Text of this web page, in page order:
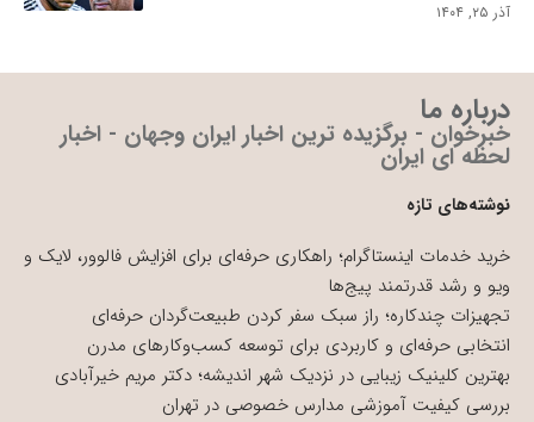
آذر ۲۵, ۱۴۰۴
درباره ما
خبرخوان - برگزیده ترین اخبار ایران وجهان - اخبار
لحظه ای ایران
نوشته‌های تازه
خرید خدمات اینستاگرام؛ راهکاری حرفه‌ای برای افزایش فالوور، لایک و
ویو و رشد قدرتمند پیج‌ها
تجهیزات چندکاره؛ راز سبک سفر کردن طبیعت‌گردان حرفه‌ای
انتخابی حرفه‌ای و کاربردی برای توسعه کسب‌وکارهای مدرن
بهترین کلینیک زیبایی در نزدیک شهر اندیشه؛ دکتر مریم خیرآبادی
بررسی کیفیت آموزشی مدارس خصوصی در تهران